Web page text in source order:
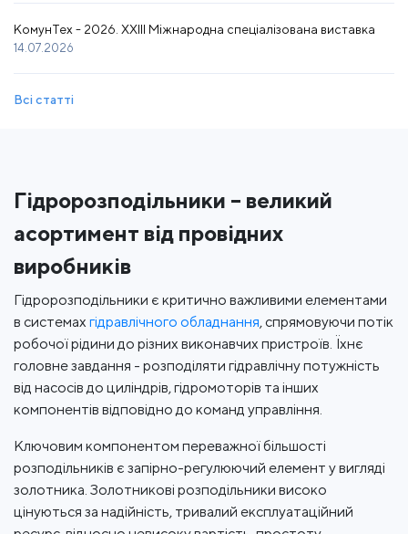
КомунТех - 2026. XXIII Міжнародна спеціалізована виставка
14.07.2026
Всі статті
Гідророзподільники – великий
асортимент від провідних
виробників
Гідророзподільники є критично важливими елементами
в системах гідравлічного обладнання, спрямовуючи потік
робочої рідини до різних виконавчих пристроїв. Їхнє
головне завдання - розподіляти гідравлічну потужність
від насосів до циліндрів, гідромоторів та інших
компонентів відповідно до команд управління.
Ключовим компонентом переважної більшості
розподільників є запірно-регулюючий елемент у вигляді
золотника. Золотникові розподільники високо
цінуються за надійність, тривалий експлуатаційний